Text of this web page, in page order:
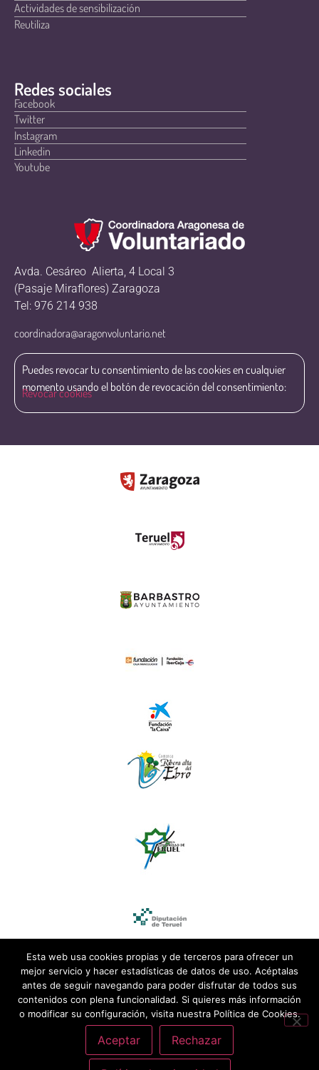
Actividades de sensibilización
Reutiliza
Redes sociales
Facebook
Twitter
Instagram
Linkedin
Youtube
Avda. Cesáreo Alierta, 4 Local 3
(Pasaje Miraflores) Zaragoza
Tel: 976 214 938
coordinadora@aragonvoluntario.net
Puedes revocar tu consentimiento de las cookies en cualquier
momento usando el botón de revocación del consentimiento:
Revocar cookies
Esta web usa cookies propias y de terceros para ofrecer un
mejor servicio y hacer estadísticas de datos de uso. Acéptalas
antes de seguir navegando para poder disfrutar de todos sus
contenidos con plena funcionalidad. Si quieres más información
o modificar su configuración, visita nuestra Política de Cookies.
Aceptar Rechazar